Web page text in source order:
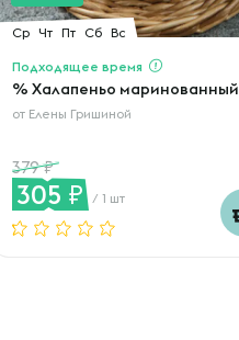
Ср Чт Пт Сб Вс
Подходящее время
% Халапеньо маринованный
от Елены Гришиной
379
305 / 1 шт